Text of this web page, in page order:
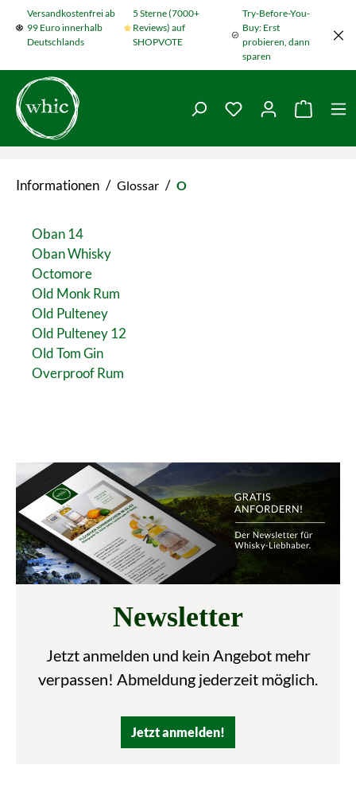
Zum Hauptinhalt springen
Versandkostenfrei ab
99 Euro innerhalb
Deutschlands
5 Sterne (7000+
Reviews) auf
SHOPVOTE
Try-Before-You-
Buy: Erst
probieren, dann
sparen
Du hast 0
Informationen / Glossar / O
Oban 14
Oban Whisky
Octomore
Old Monk Rum
Old Pulteney
Old Pulteney 12
Old Tom Gin
Overproof Rum
Newsletter
Jetzt anmelden und kein Angebot mehr
verpassen! Abmeldung jederzeit möglich.
Jetzt anmelden!